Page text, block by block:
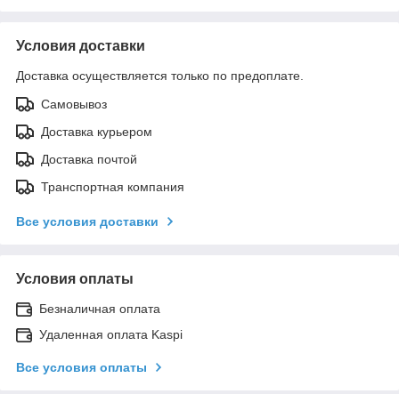
Условия доставки
Доставка осуществляется только по предоплате.
Самовывоз
Доставка курьером
Доставка почтой
Транспортная компания
Все условия доставки
Условия оплаты
Безналичная оплата
Удаленная оплата Kaspi
Все условия оплаты